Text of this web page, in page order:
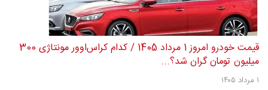
قیمت خودرو امروز 1 مرداد 1405 / کدام کراس‌اوور مونتاژی 300
میلیون تومان گران شد؟...
۱ مرداد ۱۴۰۵